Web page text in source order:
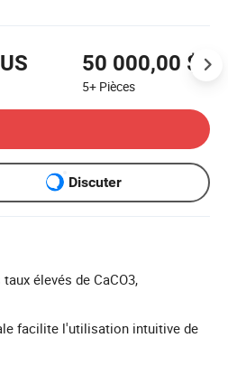
50 000,00 $US
5+ Pièces
Discuter
élevés de CaCO3,
facilite l'utilisation intuitive de